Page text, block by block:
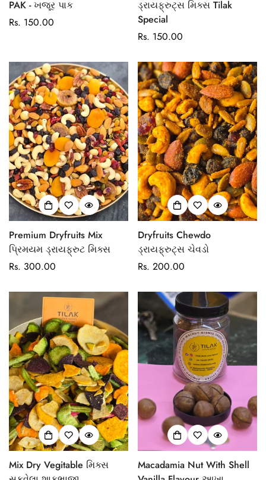
PAK - ખજૂર પાક
Regular
Rs. 150.00
ડ્રાયફ્રુટ્સ મિક્સ Tilak
Special
Regular
Rs. 150.00
Premium Dryfruits Mix
પ્રિમયમ ડ્રાયફ્રુટ મિક્સ
Regular
Rs. 300.00
Dryfruits Chewdo
ડ્રાયફ્રુટ્સ ચેવડો
Regular
Rs. 200.00
Mix Dry Vegitable મિક્સ
Macadamia Nut With Shell